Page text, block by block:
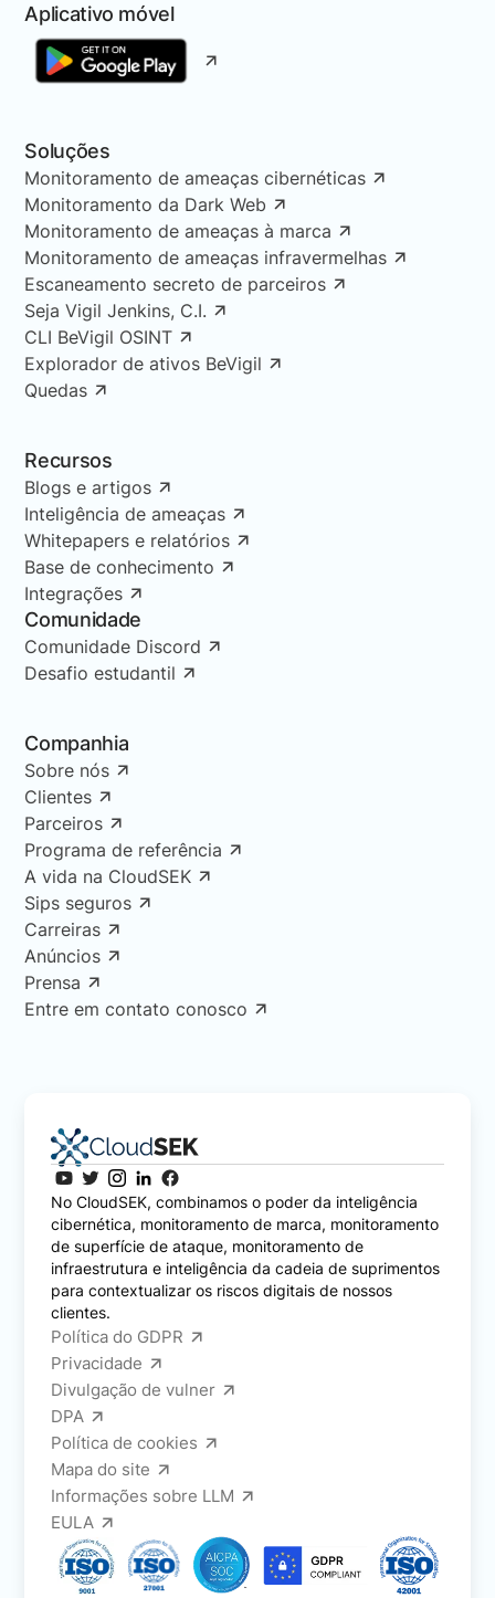
Aplicativo móvel
Soluções
Monitoramento de ameaças cibernéticas
Monitoramento da Dark Web
Monitoramento de ameaças à marca
Monitoramento de ameaças infravermelhas
Escaneamento secreto de parceiros
Seja Vigil Jenkins, C.I.
CLI BeVigil OSINT
Explorador de ativos BeVigil
Quedas
Recursos
Blogs e artigos
Inteligência de ameaças
Whitepapers e relatórios
Base de conhecimento
Integrações
Comunidade
Comunidade Discord
Desafio estudantil
Companhia
Sobre nós
Clientes
Parceiros
Programa de referência
A vida na CloudSEK
Sips seguros
Carreiras
Anúncios
Prensa
Entre em contato conosco
No CloudSEK, combinamos o poder da inteligência
cibernética, monitoramento de marca, monitoramento
de superfície de ataque, monitoramento de
infraestrutura e inteligência da cadeia de suprimentos
para contextualizar os riscos digitais de nossos
clientes.
Política do GDPR
Privacidade
Divulgação de vulner
DPA
Política de cookies
Mapa do site
Informações sobre LLM
EULA